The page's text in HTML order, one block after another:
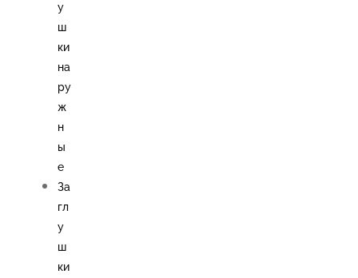
у
ш
ки
на
ру
ж
н
ы
е
За
гл
у
ш
ки